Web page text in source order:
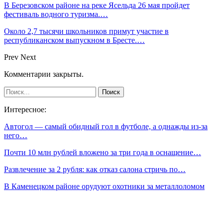
В Березовском районе на реке Ясельда 26 мая пройдет
фестиваль водного туризма.…
Около 2,7 тысячи школьников примут участие в
республиканском выпускном в Бресте.…
Prev Next
Комментарии закрыты.
Интересное:
Автогол — самый обидный гол в футболе, а однажды из-за
него…
Почти 10 млн рублей вложено за три года в оснащение…
Развлечение за 2 рубля: как отказ салона стричь по…
В Каменецком районе орудуют охотники за металлоломом